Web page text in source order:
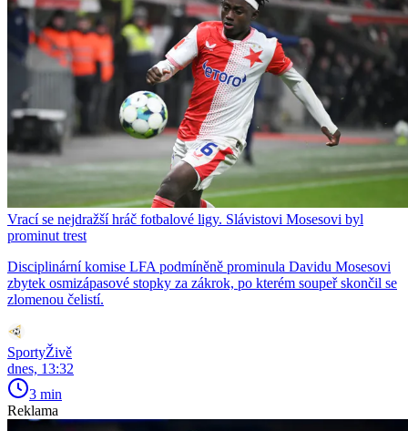
Vrací se nejdražší hráč fotbalové ligy. Slávistovi Mosesovi byl
prominut trest
Disciplinární komise LFA podmíněně prominula Davidu Mosesovi
zbytek osmizápasové stopky za zákrok, po kterém soupeř skončil se
zlomenou čelistí.
SportyŽivě
dnes, 13:32
3 min
Reklama